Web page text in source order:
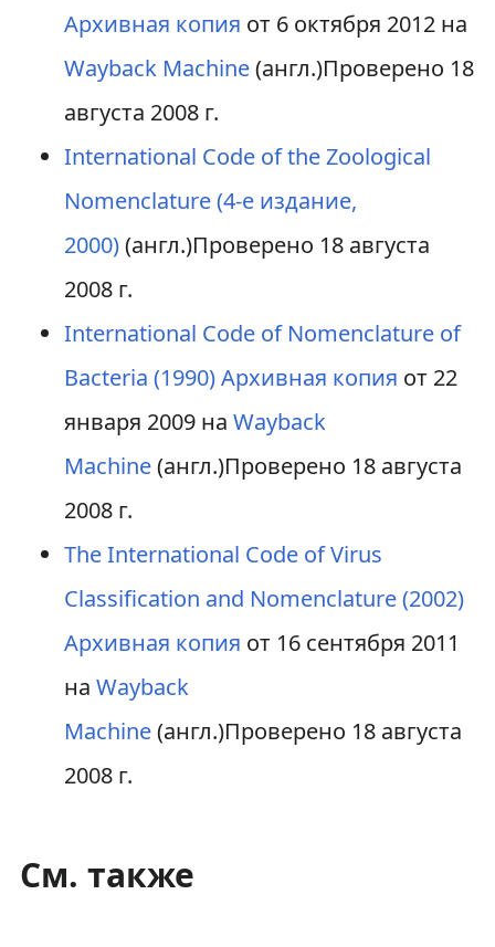
Архивная копия от 6 октября 2012 на
Wayback Machine(англ.)Проверено 18
августа 2008 г.
International Code of the Zoological
Nomenclature (4-е издание,
2000)(англ.)Проверено 18 августа
2008 г.
International Code of Nomenclature of
Bacteria (1990)Архивная копия от 22
января 2009 на Wayback
Machine(англ.)Проверено 18 августа
2008 г.
The International Code of Virus
Classification and Nomenclature (2002)
Архивная копия от 16 сентября 2011
на Wayback
Machine(англ.)Проверено 18 августа
2008 г.
См. также